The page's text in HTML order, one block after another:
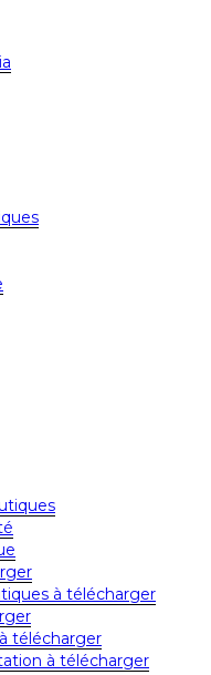
à télécharger
télécharger
à télécharger